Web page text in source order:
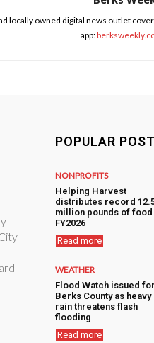
locally owned digital news outlet
app:
POPULAR
NONPROFITS
Helping Harvest
distributes record
million pounds of food
FY2026
Read more
WEATHER
Flood Watch issued for
Berks County as heavy
rain threatens flash
flooding
Read more